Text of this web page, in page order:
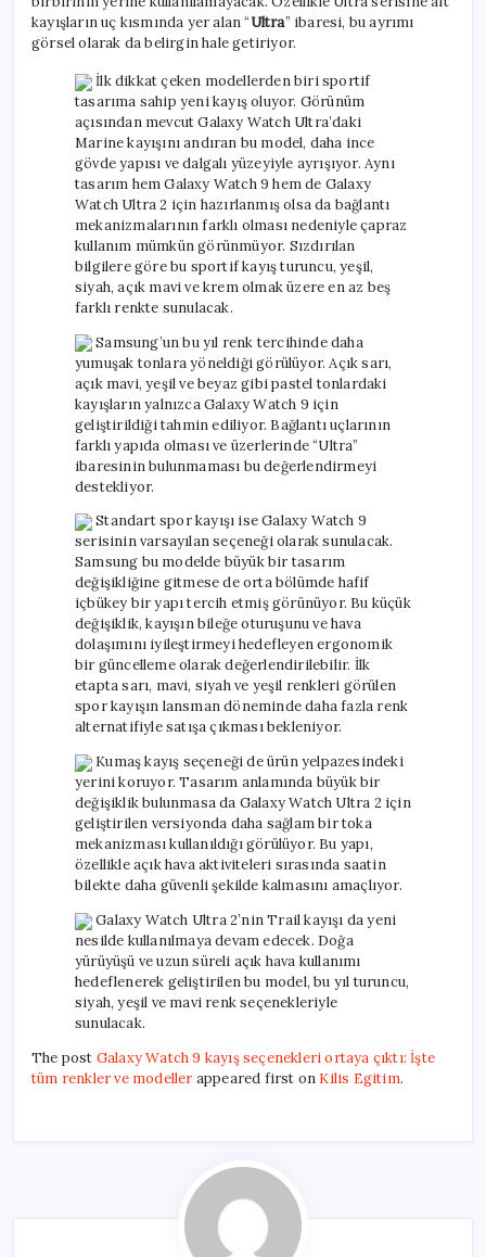
kayışların uç kısmında yer alan “Ultra” ibaresi, bu ayrımı
görsel olarak da belirgin hale getiriyor.
İlk dikkat çeken modellerden biri sportif
tasarıma sahip yeni kayış oluyor. Görünüm
açısından mevcut Galaxy Watch Ultra’daki
Marine kayışını andıran bu model, daha ince
gövde yapısı ve dalgalı yüzeyiyle ayrışıyor. Aynı
tasarım hem Galaxy Watch 9 hem de Galaxy
Watch Ultra 2 için hazırlanmış olsa da bağlantı
mekanizmalarının farklı olması nedeniyle çapraz
kullanım mümkün görünmüyor. Sızdırılan
bilgilere göre bu sportif kayış turuncu, yeşil,
siyah, açık mavi ve krem olmak üzere en az beş
farklı renkte sunulacak.
Samsung’un bu yıl renk tercihinde daha
yumuşak tonlara yöneldiği görülüyor. Açık sarı,
açık mavi, yeşil ve beyaz gibi pastel tonlardaki
kayışların yalnızca Galaxy Watch 9 için
geliştirildiği tahmin ediliyor. Bağlantı uçlarının
farklı yapıda olması ve üzerlerinde “Ultra”
ibaresinin bulunmaması bu değerlendirmeyi
destekliyor.
Standart spor kayışı ise Galaxy Watch 9
serisinin varsayılan seçeneği olarak sunulacak.
Samsung bu modelde büyük bir tasarım
değişikliğine gitmese de orta bölümde hafif
içbükey bir yapı tercih etmiş görünüyor. Bu küçük
değişiklik, kayışın bileğe oturuşunu ve hava
dolaşımını iyileştirmeyi hedefleyen ergonomik
bir güncelleme olarak değerlendirilebilir. İlk
etapta sarı, mavi, siyah ve yeşil renkleri görülen
spor kayışın lansman döneminde daha fazla renk
alternatifiyle satışa çıkması bekleniyor.
Kumaş kayış seçeneği de ürün yelpazesindeki
yerini koruyor. Tasarım anlamında büyük bir
değişiklik bulunmasa da Galaxy Watch Ultra 2 için
geliştirilen versiyonda daha sağlam bir toka
mekanizması kullanıldığı görülüyor. Bu yapı,
özellikle açık hava aktiviteleri sırasında saatin
bilekte daha güvenli şekilde kalmasını amaçlıyor.
Galaxy Watch Ultra 2’nin Trail kayışı da yeni
nesilde kullanılmaya devam edecek. Doğa
yürüyüşü ve uzun süreli açık hava kullanımı
hedeflenerek geliştirilen bu model, bu yıl turuncu,
siyah, yeşil ve mavi renk seçenekleriyle
sunulacak.
The post Galaxy Watch 9 kayış seçenekleri ortaya çıktı: İşte
tüm renkler ve modeller appeared first on Kilis Egitim.